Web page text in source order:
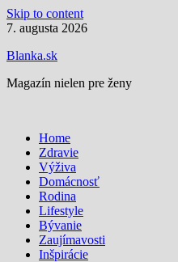
Skip to content
7. augusta 2026
Blanka.sk
Magazín nielen pre ženy
Home
Zdravie
Výživa
Domácnosť
Rodina
Lifestyle
Bývanie
Zaujímavosti
Inšpirácie